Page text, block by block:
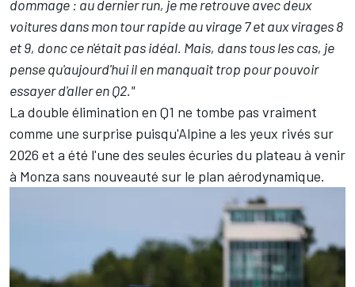
dommage : au dernier run, je me retrouve avec deux
voitures dans mon tour rapide au virage 7 et aux virages 8
et 9, donc ce n'était pas idéal. Mais, dans tous les cas, je
pense qu'aujourd'hui il en manquait trop pour pouvoir
essayer d'aller en Q2."
La double élimination en Q1 ne tombe pas vraiment
comme une surprise puisqu'Alpine a les yeux rivés sur
2026 et a été l'une des seules écuries du plateau à venir
à Monza sans nouveauté sur le plan aérodynamique.